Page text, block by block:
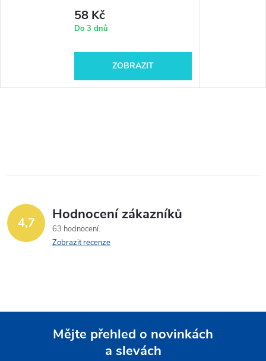
58 Kč
Do 3 dnů
ZOBRAZIT
4,7 Hodnocení zákazníků
63 hodnocení
Zobrazit recenze
Mějte přehled o novinkách
a slevách